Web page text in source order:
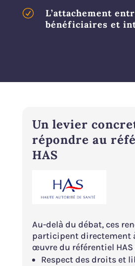
R
L’attachement
bénéficiaires et
Un levier
répondre au
HAS
Au-delà du débat, ces
participent directement
œuvre du référentiel HAS
Respect des droits et